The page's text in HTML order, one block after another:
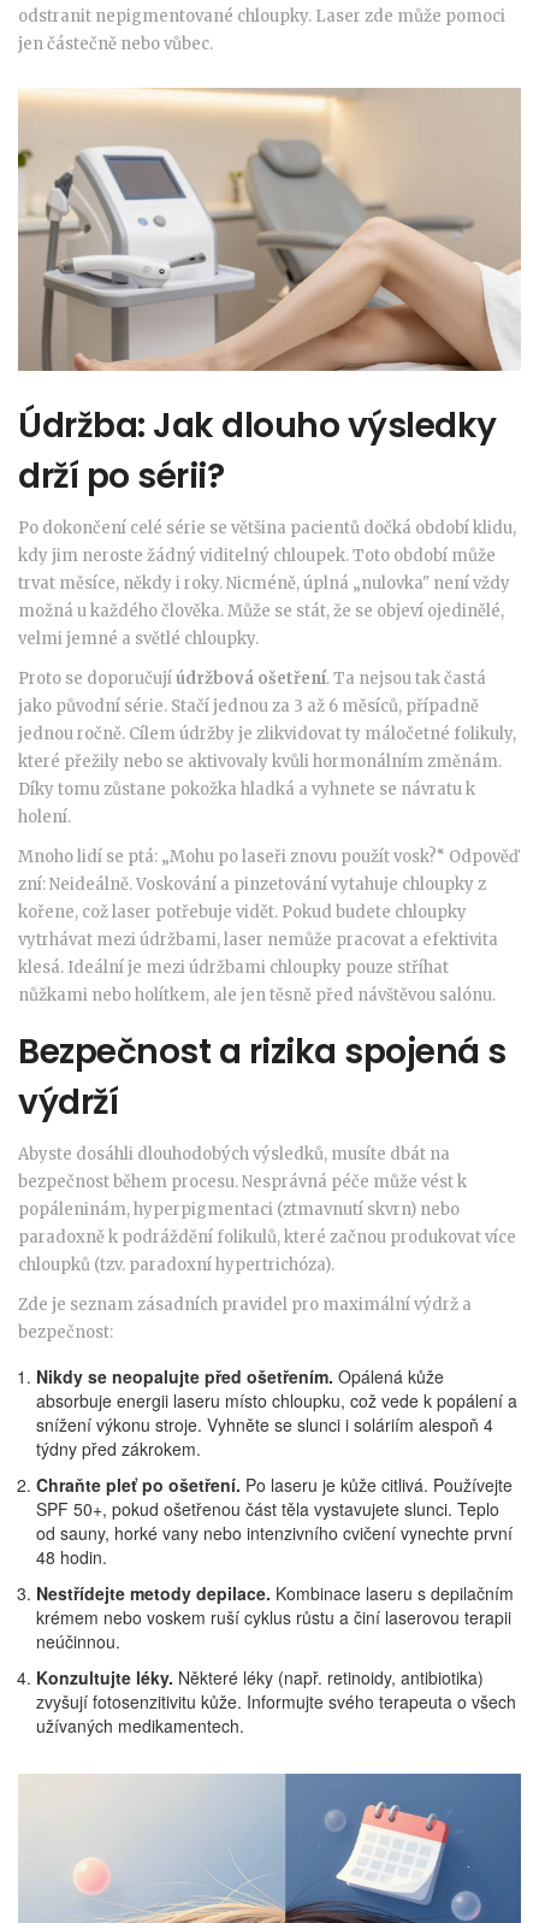
odstranit nepigmentované chloupky. Laser zde může pomoci
jen částečně nebo vůbec.
Údržba: Jak dlouho výsledky
drží po sérii?
Po dokončení celé série se většina pacientů dočká období klidu,
kdy jim neroste žádný viditelný chloupek. Toto období může
trvat měsíce, někdy i roky. Nicméně, úplná „nulovka" není vždy
možná u každého člověka. Může se stát, že se objeví ojedinělé,
velmi jemné a světlé chloupky.
Proto se doporučujíúdržbová ošetření. Ta nejsou tak častá
jako původní série. Stačí jednou za 3 až 6 měsíců, případně
jednou ročně. Cílem údržby je zlikvidovat ty máločetné folikuly,
které přežily nebo se aktivovaly kvůli hormonálním změnám.
Díky tomu zůstane pokožka hladká a vyhnete se návratu k
holení.
Mnoho lidí se ptá: „Mohu po laseři znovu použít vosk?“ Odpověď
zní: Neideálně. Voskování a pinzetování vytahuje chloupky z
kořene, což laser potřebuje vidět. Pokud budete chloupky
vytrhávat mezi údržbami, laser nemůže pracovat a efektivita
klesá. Ideální je mezi údržbami chloupky pouze stříhat
nůžkami nebo holítkem, ale jen těsně před návštěvou salónu.
Bezpečnost a rizika spojená s
výdrží
Abyste dosáhli dlouhodobých výsledků, musíte dbát na
bezpečnost během procesu. Nesprávná péče může vést k
popáleninám, hyperpigmentaci (ztmavnutí skvrn) nebo
paradoxně k podráždění folikulů, které začnou produkovat více
chloupků (tzv. paradoxní hypertrichóza).
Zde je seznam zásadních pravidel pro maximální výdrž a
bezpečnost:
Nikdy se neopalujte před ošetřením. Opálená kůže
absorbuje energii laseru místo chloupku, což vede k popálení a
snížení výkonu stroje. Vyhněte se slunci i soláriím alespoň 4
týdny před zákrokem.
Chraňte pleť po ošetření. Po laseru je kůže citlivá. Používejte
SPF 50+, pokud ošetřenou část těla vystavujete slunci. Teplo
od sauny, horké vany nebo intenzivního cvičení vynechte první
48 hodin.
Nestřídejte metody depilace. Kombinace laseru s depilačním
krémem nebo voskem ruší cyklus růstu a činí laserovou terapii
neúčinnou.
Konzultujte léky. Některé léky (např. retinoidy, antibiotika)
zvyšují fotosenzitivitu kůže. Informujte svého terapeuta o všech
užívaných medikamentech.